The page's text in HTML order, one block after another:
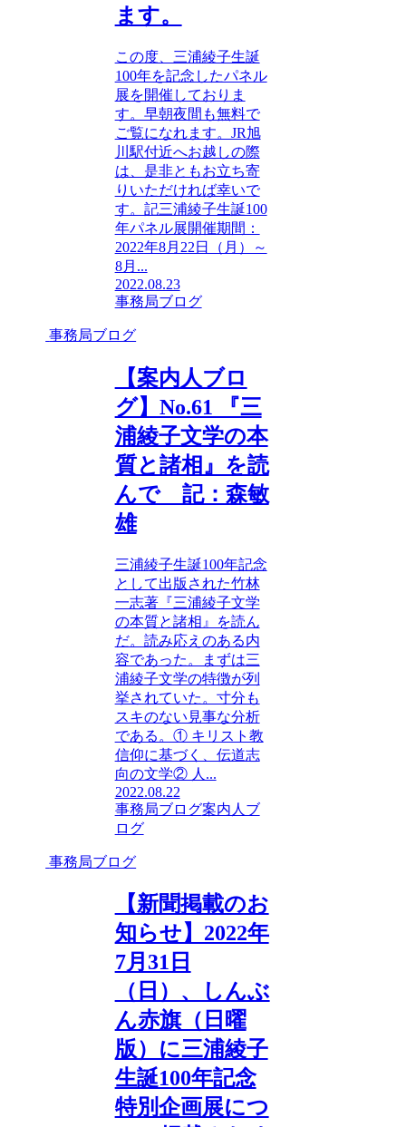
ます。
この度、三浦綾子生誕
100年を記念したパネル
展を開催しておりま
す。早朝夜間も無料で
ご覧になれます。JR旭
川駅付近へお越しの際
は、是非ともお立ち寄
りいただければ幸いで
す。記三浦綾子生誕100
年パネル展開催期間：
2022年8月22日（月）～
8月...
2022.08.23
事務局ブログ
事務局ブログ
【案内人ブロ
グ】No.61 『三
浦綾子文学の本
質と諸相』を読
んで 記：森敏
雄
三浦綾子生誕100年記念
として出版された竹林
一志著『三浦綾子文学
の本質と諸相』を読ん
だ。読み応えのある内
容であった。まずは三
浦綾子文学の特徴が列
挙されていた。寸分も
スキのない見事な分析
である。① キリスト教
信仰に基づく、伝道志
向の文学② 人...
2022.08.22
事務局ブログ案内人ブ
ログ
事務局ブログ
【新聞掲載のお
知らせ】2022年
7月31日
（日）、しんぶ
ん赤旗（日曜
版）に三浦綾子
生誕100年記念
特別企画展につ